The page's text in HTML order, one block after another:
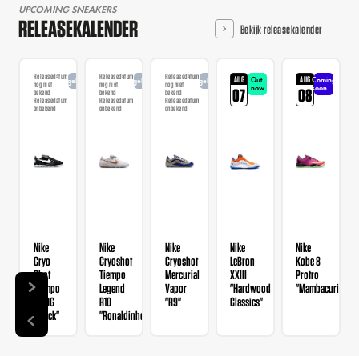
UPCOMING SNEAKERS
RELEASEKALENDER Bekijk releasekalender
Releasedatum
nog niet
bekend
Releasedatum
onbekend
Aangekondigd
Nike
Cryo
Shot
Tiempo
94 OG
"Black"
Releasedatum
nog niet
bekend
Releasedatum
onbekend
Aangekondigd
Nike
Cryoshot
Tiempo
Legend
R10
"Ronaldinho"
Releasedatum
nog niet
bekend
Releasedatum
onbekend
Aangekondigd
Nike
Cryoshot
Mercurial
Vapor
"R9"
AUG
07
Out
now
Nike
LeBron
XXIII
"Hardwood
Classics"
AUG
08
Coming
soon
Nike
Kobe 8
Protro
"Mambacurial"